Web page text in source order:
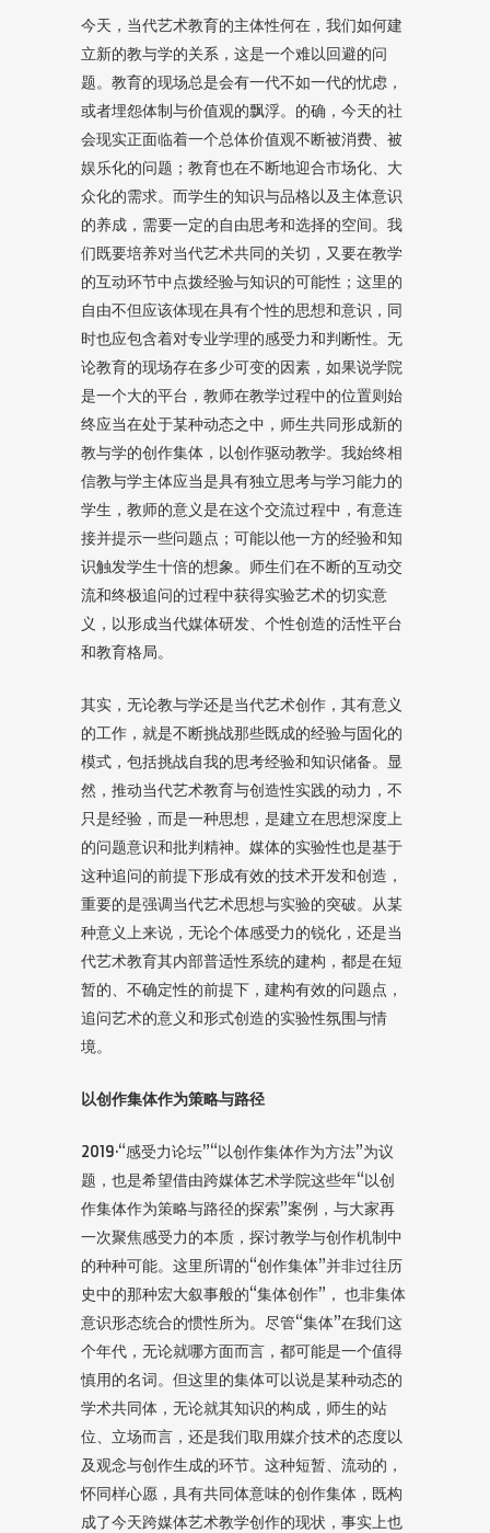
今天，当代艺术教育的主体性何在，我们如何建
立新的教与学的关系，这是一个难以回避的问
题。教育的现场总是会有一代不如一代的忧虑，
或者埋怨体制与价值观的飘浮。的确，今天的社
会现实正面临着一个总体价值观不断被消费、被
娱乐化的问题；教育也在不断地迎合市场化、大
众化的需求。而学生的知识与品格以及主体意识
的养成，需要一定的自由思考和选择的空间。我
们既要培养对当代艺术共同的关切，又要在教学
的互动环节中点拨经验与知识的可能性；这里的
自由不但应该体现在具有个性的思想和意识，同
时也应包含着对专业学理的感受力和判断性。无
论教育的现场存在多少可变的因素，如果说学院
是一个大的平台，教师在教学过程中的位置则始
终应当在处于某种动态之中，师生共同形成新的
教与学的创作集体，以创作驱动教学。我始终相
信教与学主体应当是具有独立思考与学习能力的
学生，教师的意义是在这个交流过程中，有意连
接并提示一些问题点；可能以他一方的经验和知
识触发学生十倍的想象。师生们在不断的互动交
流和终极追问的过程中获得实验艺术的切实意
义，以形成当代媒体研发、个性创造的活性平台
和教育格局。
其实，无论教与学还是当代艺术创作，其有意义
的工作，就是不断挑战那些既成的经验与固化的
模式，包括挑战自我的思考经验和知识储备。显
然，推动当代艺术教育与创造性实践的动力，不
只是经验，而是一种思想，是建立在思想深度上
的问题意识和批判精神。媒体的实验性也是基于
这种追问的前提下形成有效的技术开发和创造，
重要的是强调当代艺术思想与实验的突破。从某
种意义上来说，无论个体感受力的锐化，还是当
代艺术教育其内部普适性系统的建构，都是在短
暂的、不确定性的前提下，建构有效的问题点，
追问艺术的意义和形式创造的实验性氛围与情
境。
以创作集体作为策略与路径
2019·“感受力论坛”“以创作集体作为方法”为议
题，也是希望借由跨媒体艺术学院这些年“以创
作集体作为策略与路径的探索”案例，与大家再
一次聚焦感受力的本质，探讨教学与创作机制中
的种种可能。这里所谓的“创作集体”并非过往历
史中的那种宏大叙事般的“集体创作”， 也非集体
意识形态统合的惯性所为。尽管“集体”在我们这
个年代，无论就哪方面而言，都可能是一个值得
慎用的名词。但这里的集体可以说是某种动态的
学术共同体，无论就其知识的构成，师生的站
位、立场而言，还是我们取用媒介技术的态度以
及观念与创作生成的环节。这种短暂、流动的，
怀同样心愿，具有共同体意味的创作集体，既构
成了今天跨媒体艺术教学创作的现状，事实上也